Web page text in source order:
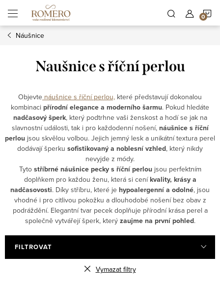
obsah
Náušnice
Naušnice s říční perlou
Objevte náušnice s říční perlou, které představují dokonalou
kombinaci přírodní elegance a moderního šarmu. Pokud hledáte
nadčasový šperk, který podtrhne vaši ženskost a hodí se jak na
slavnostní události, tak i pro každodenní nošení, náušnice s říční
perlou jsou skvělou volbou. Jejich jemný lesk a unikátní textura perel
dodávají šperku sofistikovaný a noblesní vzhled, který nikdy
nevyjde z módy.
Tyto stříbrné náušnice pecky s říční perloujsou perfektním
doplňkem pro každou ženu, která si cení kvality, krásy a
nadčasovosti. Díky stříbru, které je hypoalergenní a odolné, jsou
vhodné i pro citlivou pokožku a dlouhodobé nošení bez obav z
podráždění. Elegantní tvar pecek doplňuje přírodní krása perel a
společně vytvářejí šperk, který zaujme na první pohled.
FILTROVAT
Vymazat filtry